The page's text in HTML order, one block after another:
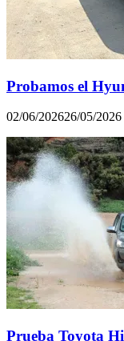
Probamos el
02/06/202626/05/2026
Prueba Toyota